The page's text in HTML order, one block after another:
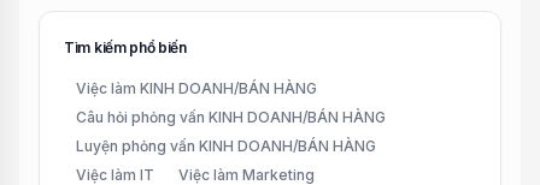
Tìm kiếm phổ biến
Việc làm KINH DOANH/BÁN HÀNG
Câu hỏi phỏng vấn KINH DOANH/BÁN HÀNG
Luyện phỏng vấn KINH DOANH/BÁN HÀNG
Việc làm IT
Việc làm Marketing